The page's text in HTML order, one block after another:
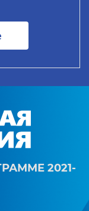
2021-